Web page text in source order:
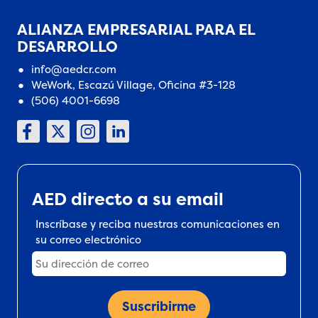
ALIANZA EMPRESARIAL PARA EL
DESARROLLO
info@aedcr.com
WeWork, Escazú Village, Oficina #3-128
(506) 4001-6698
AED directo a su email
Inscríbase y reciba nuestras comunicaciones en
su correo electrónico